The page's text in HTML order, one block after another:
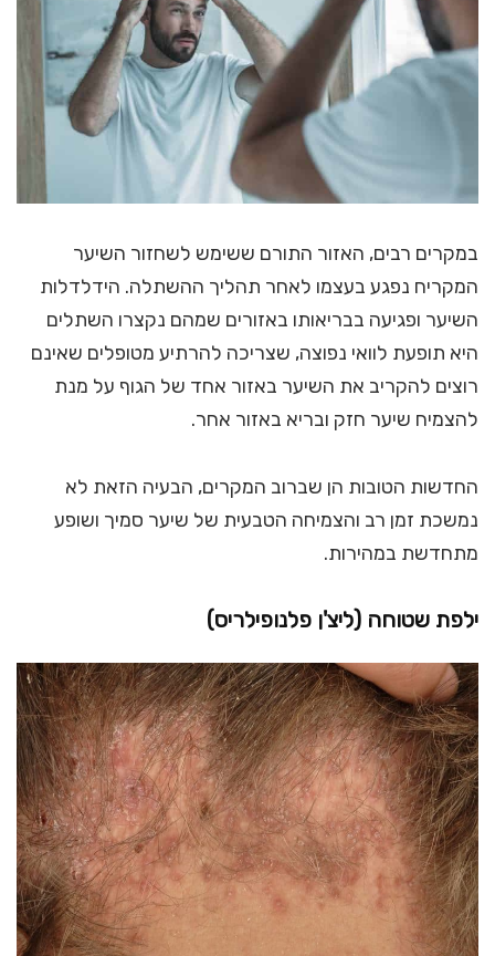
במקרים רבים, האזור התורם ששימש לשחזור השיער
המקריח נפגע בעצמו לאחר תהליך ההשתלה. הידלדלות
השיער ופגיעה בבריאותו באזורים שמהם נקצרו השתלים
היא תופעת לוואי נפוצה, שצריכה להרתיע מטופלים שאינם
רוצים להקריב את השיער באזור אחד של הגוף על מנת
להצמיח שיער חזק ובריא באזור אחר.
החדשות הטובות הן שברוב המקרים, הבעיה הזאת לא
נמשכת זמן רב והצמיחה הטבעית של שיער סמיך ושופע
מתחדשת במהירות.
ילפת שטוחה (ליצ'ן פלנופילריס)